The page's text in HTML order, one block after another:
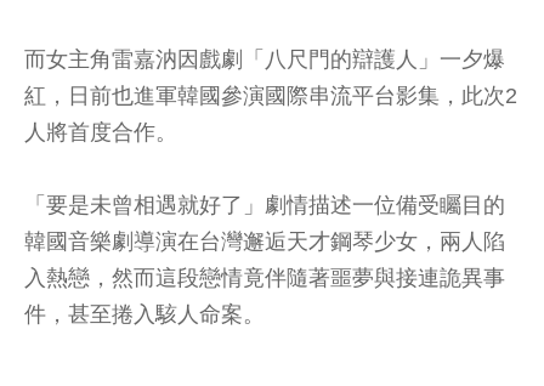
而女主角雷嘉汭因戲劇「八尺門的辯護人」一夕爆
紅，日前也進軍韓國參演國際串流平台影集，此次2
人將首度合作。
「要是未曾相遇就好了」劇情描述一位備受矚目的
韓國音樂劇導演在台灣邂逅天才鋼琴少女，兩人陷
入熱戀，然而這段戀情竟伴隨著噩夢與接連詭異事
件，甚至捲入駭人命案。